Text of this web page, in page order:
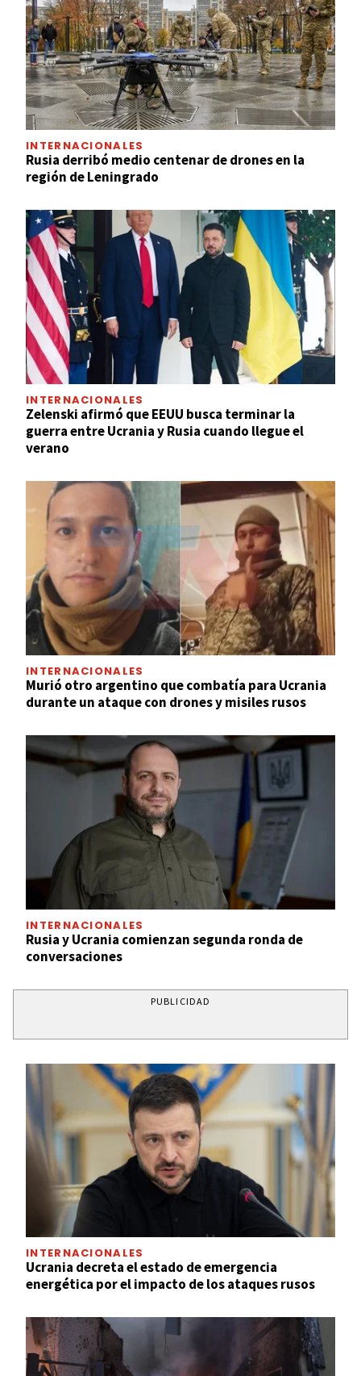
INTERNACIONALES
Rusia derribó medio centenar de drones en la
región de Leningrado
INTERNACIONALES
Zelenski afirmó que EEUU busca terminar la
guerra entre Ucrania y Rusia cuando llegue el
verano
INTERNACIONALES
Murió otro argentino que combatía para Ucrania
durante un ataque con drones y misiles rusos
INTERNACIONALES
Rusia y Ucrania comienzan segunda ronda de
conversaciones
PUBLICIDAD
INTERNACIONALES
Ucrania decreta el estado de emergencia
energética por el impacto de los ataques rusos